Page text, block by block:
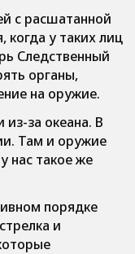
с расшатанной
когда у таких лиц
Следственный
органы,
на оружие.
за океана. В
Там и оружие
нас такое же
порядке
и